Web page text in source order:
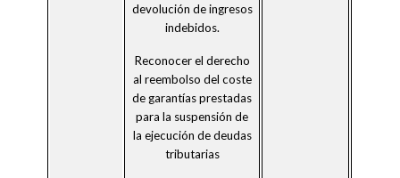
devolución de ingresos
indebidos.
Reconocer el derecho
al reembolso del coste
de garantías prestadas
para la suspensión de
la ejecución de deudas
tributarias